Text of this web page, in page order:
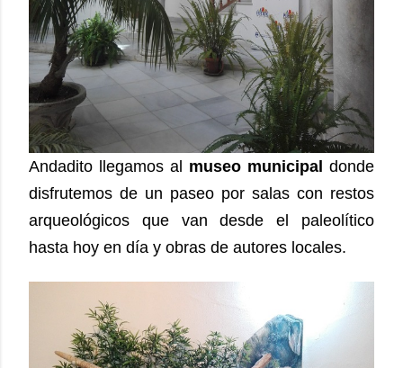
Andadito llegamos al museo municipal donde
disfrutemos de un paseo por salas con restos
arqueológicos que van desde el paleolítico
hasta hoy en día y obras de autores locales.